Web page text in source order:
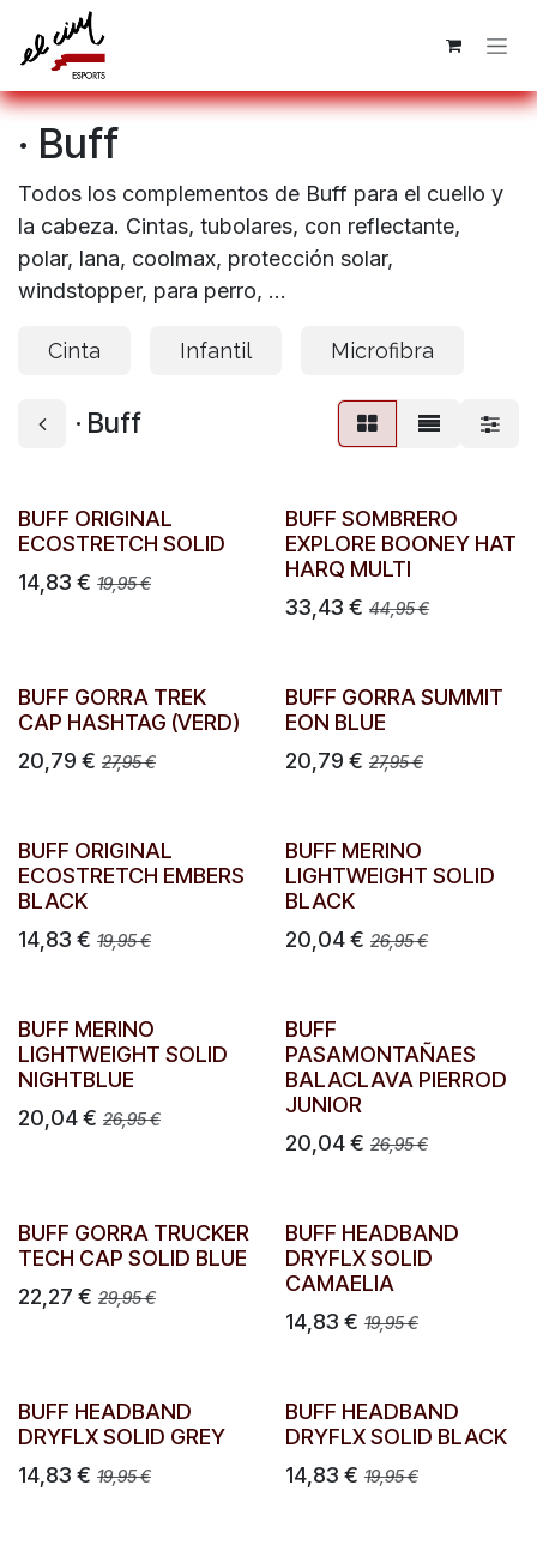
Ir al contenido
· Buff
Todos los complementos de Buff para el cuello y
la cabeza. Cintas, tubolares, con reflectante,
polar, lana, coolmax, protección solar,
windstopper, para perro, ...
Cinta Infantil Microfibra
· Buff
BUFF ORIGINAL
ECOSTRETCH SOLID
14,83 € 19,95€
BUFF SOMBRERO
EXPLORE BOONEY HAT
HARQ MULTI
33,43 € 44,95€
BUFF GORRA TREK
CAP HASHTAG (VERD)
20,79 € 27,95€
BUFF GORRA SUMMIT
EON BLUE
20,79 € 27,95€
BUFF ORIGINAL
ECOSTRETCH EMBERS
BLACK
14,83 € 19,95€
BUFF MERINO
LIGHTWEIGHT SOLID
BLACK
20,04€ 26,95€
BUFF MERINO
LIGHTWEIGHT SOLID
NIGHTBLUE
20,04€ 26,95€
BUFF
PASAMONTAÑAES
BALACLAVA PIERROD
JUNIOR
20,04€ 26,95€
BUFF GORRA TRUCKER
TECH CAP SOLID BLUE
22,27 € 29,95€
BUFF HEADBAND
DRYFLX SOLID
CAMAELIA
14,83 € 19,95€
BUFF HEADBAND
DRYFLX SOLID GREY
14,83 € 19,95€
BUFF HEADBAND
DRYFLX SOLID BLACK
14,83 € 19,95€